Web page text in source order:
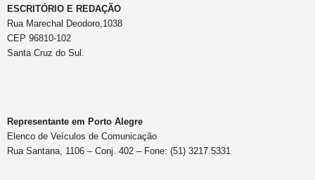
ESCRITÓRIO E REDAÇÃO
Rua Marechal Deodoro,1038
CEP 96810-102
Santa Cruz do Sul.
Representante em Porto Alegre
Elenco de Veículos de Comunicação
Rua Santana, 1106 – Conj. 402 – Fone: (51) 3217.5331